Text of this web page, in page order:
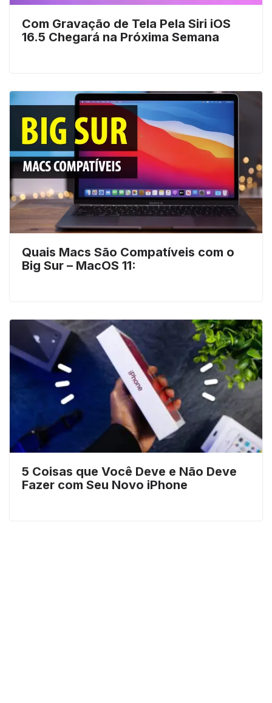
Com Gravação de Tela Pela Siri iOS
16.5 Chegará na Próxima Semana
Quais Macs São Compatíveis com o
Big Sur – MacOS 11:
5 Coisas que Você Deve e Não Deve
Fazer com Seu Novo iPhone